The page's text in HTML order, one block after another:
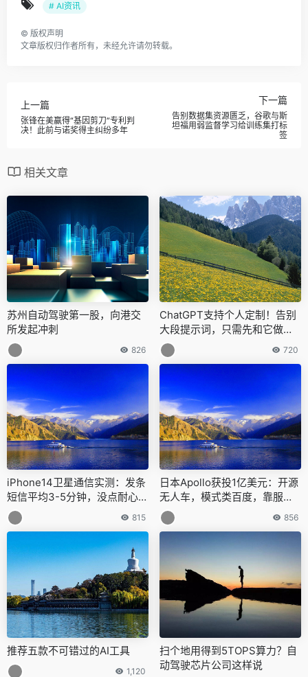
# AI资讯
© 版权声明
文章版权归作者所有，未经允许请勿转载。
上一篇
张锋在美赢得“基因剪刀”专利判
决！此前与诺奖得主纠纷多年
下一篇
告别数据集资源匮乏，谷歌与斯
坦福用弱监督学习给训练集打标
签
相关文章
苏州自动驾驶第一股，向港交
所发起冲刺
826
ChatGPT支持个人定制！告别
大段提示词，只需先和它做好
自我介绍
720
iPhone14卫星通信实测：发条
短信平均3-5分钟，没点耐心真
不行
815
日本Apollo获投1亿美元：开源
无人车，模式类百度，靠服务
赚钱
856
推荐五款不可错过的AI工具
1,120
扫个地用得到5TOPS算力？自
动驾驶芯片公司这样说